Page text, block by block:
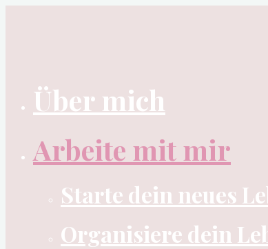
Über mich
Arbeite mit mir
Starte dein neues
Organisiere dein